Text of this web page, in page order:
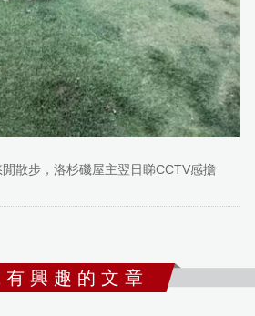
散步，洛杉磯屋主翌日睇CCTV感擔
有 興 趣 的 文 章